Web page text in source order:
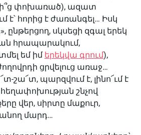
փոխառած), ազատ
է՝ հորից է ժառանգել… Իսկ
ընթերցող, սկսեցի զգալ երեկ
հրապարակում,
եմ իմ երեկվա գրում),
ցրվելուց առաջ…
շա՜տ, պարզվում է, լինո՜ւմ է
շնչով
վեր, սիրտը մաքուր,
մարդ…